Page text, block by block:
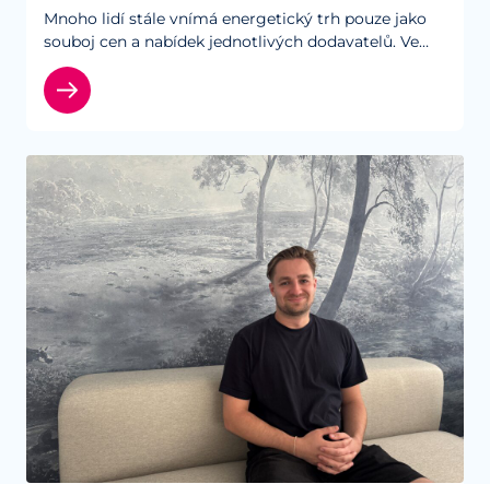
Mnoho lidí stále vnímá energetický trh pouze jako
souboj cen a nabídek jednotlivých dodavatelů. Ve
skutečnosti ale existuje rozdíl mezi tím, zda při
výběru energií spoléháte…